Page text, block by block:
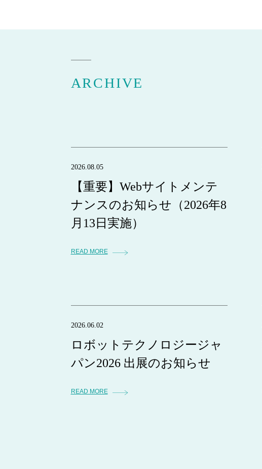
ARCHIVE
2026.08.05
【重要】Webサイトメンテ
ナンスのお知らせ（2026年8
月13日実施）
READ MORE
2026.06.02
ロボットテクノロジージャ
パン2026 出展のお知らせ
READ MORE